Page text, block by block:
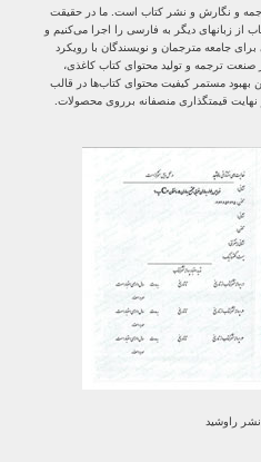
و نگارش و نشر کتاب است. ما در حقیقت
از زبانهای دیگر به فارسی را اجرا می‌کنیم و
جامعه مترجمان و نویسندگان با رویکرد
ترجمه و تولید محتوای کتاب کاغذی،
بهبود مستمر کیفیت محتوای کتاب‌ها در قالب
قیمتگذاری منصفانه برروی محصولات.
نشر راوشید